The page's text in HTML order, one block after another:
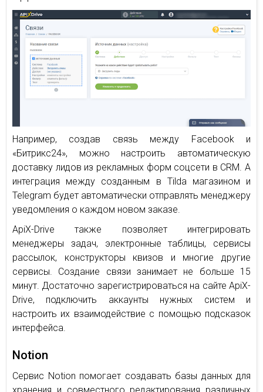
Например, создав связь между Facebook и
«Битрикс24», можно настроить автоматическую
доставку лидов из рекламных форм соцсети в CRM. А
интеграция между созданным в Tilda магазином и
Telegram будет автоматически отправлять менеджеру
уведомления о каждом новом заказе.
ApiX-Drive также позволяет интегрировать
менеджеры задач, электронные таблицы, сервисы
рассылок, конструкторы квизов и многие другие
сервисы. Создание связи занимает не больше 15
минут. Достаточно зарегистрироваться на сайте ApiX-
Drive, подключить аккаунты нужных систем и
настроить их взаимодействие с помощью подсказок
интерфейса.
Notion
Сервис Notion помогает создавать базы данных для
хранения и совместного редактирования различных